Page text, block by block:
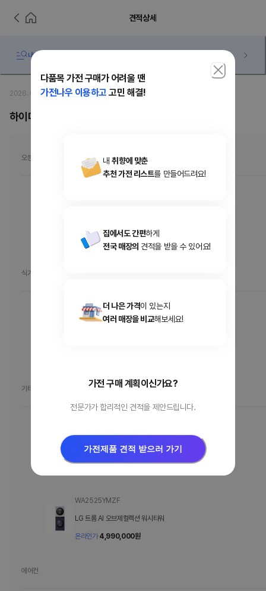
견적상세
내가 받은 견적 과연 저렴한 걸까... 궁금하다면?
2026. 01. 09·euno33
하이마트 lg 6종 혼수가전 견적 괜찮은가요?
오븐/전자레인지
온라인가 727,220원
식기세척기
DUE6BGE
기타
BEI3ANHLE
LG 디오스 오브제컬렉션 인덕션
WA2525YMZF
LG 트롬 AI 오브제컬렉션 워시타워
온라인가 4,990,000원
에어컨
다품목 가전 구매가 어려울 땐
가전나우 이용하고 고민 해결!
내취향에 맞춘
추천 가전 리스트를 만들어드려요!
집에서도 간편하게
전국 매장의 견적을 받을 수 있어요!
더 나은 가격이 있는지
여러 매장을 비교해보세요!
가전 구매 계획이신가요?
전문가가 합리적인 견적을 제안드립니다.
가전제품 견적 받으러 가기